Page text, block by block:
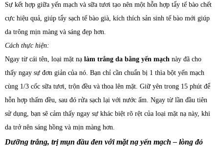
Sự kết hợp giữa yến mạch và sữa tươi tạo nên một hỗn hợp tẩy tế bào chết
cực hiệu quả, giúp tẩy sạch tế bào già, kích thích sản sinh tế bào mới giúp
da trông mịn màng và sáng đẹp hơn.
Cách thực hiện:
Ngay từ cái tên, loại mặt nạ làm trắng da bằng yến mạch này đã cho
thấy ngay sự đơn giản của nó. Bạn chỉ cần chuẩn bị 1 thìa bột yến mạch
cùng 1/3 cốc sữa tươi, trộn đều và thoa lên mặt. Giữ yên trong 15 phút để
hỗn hợp thấm đều, sau đó rửa sạch lại với nước ấm. Ngay từ lần đầu tiên
sử dụng, bạn sẽ cảm thấy ngay sự khác biệt rõ rệt của loại mặt nạ này, khi
da trở nên sáng hồng và mịn màng hơn.
Dưỡng trắng, trị mụn đầu đen với mặt nạ yến mạch – lòng đỏ